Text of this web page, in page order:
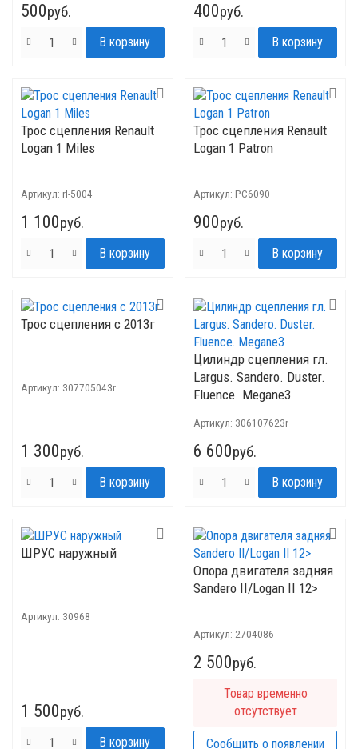
500руб. 400руб.
Трос сцепления Renault
Logan 1 Miles
Артикул: rl-5004
1 100руб.
Трос сцепления Renault
Logan 1 Patron
Артикул: PC6090
900руб.
Трос сцепления с 2013г
Артикул: 307705043r
1 300руб.
Цилиндр сцепления гл.
Largus. Sandero. Duster.
Fluence. Megane3
Артикул: 306107623r
6 600руб.
ШРУС наружный
Артикул: 30968
1 500руб.
Опора двигателя задняя
Sandero II/Logan II 12>
Артикул: 2704086
2 500руб.
Товар временно
отсутствует
Сообщить о появлении